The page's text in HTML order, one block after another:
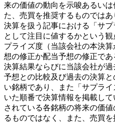
来の価値の動向を示唆あるい
た、売買を推奨するものではあ
決算を扱う記事における「サ
として注目に値するかという
プライズ度（当該会社の本決
想の修正か配当予想の修正で
決算結果ならびに当該会社が
予想との比較及び過去の決算
い銘柄であり、また「サプラ
いた順番で決算情報を掲載し
されている各銘柄の将来の価
るものではなく、また、売買